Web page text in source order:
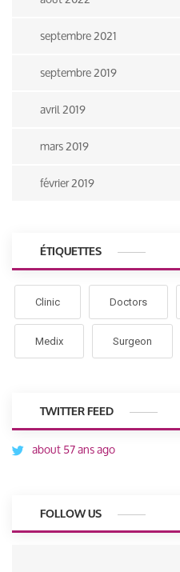
septembre 2021
septembre 2019
avril 2019
mars 2019
février 2019
ÉTIQUETTES
Clinic Doctors
Medix Surgeon
TWITTER FEED
about 57 ans ago
FOLLOW US